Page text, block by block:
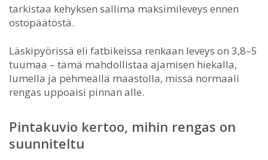
tarkistaa kehyksen sallima maksimileveys ennen
ostopäätöstä.
Läskipyörissä eli fatbikeissa renkaan leveys on 3,8–5
tuumaa – tämä mahdollistaa ajamisen hiekalla,
lumella ja pehmeällä maastolla, missä normaali
rengas uppoaisi pinnan alle.
Pintakuvio kertoo, mihin rengas on
suunniteltu